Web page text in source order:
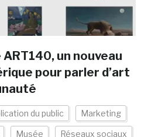
ART140, un nouveau
pour parler d’art
du public Marketing
Musée Réseaux sociaux